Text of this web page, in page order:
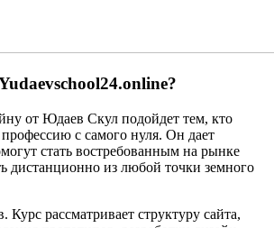
от Юдаев Скул подойдет тем, кто
профессию с самого нуля. Он дает
стать востребованным на рынке
дистанционно из любой точки земного
Курс рассматривает структуру сайта,